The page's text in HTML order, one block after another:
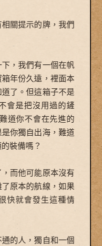
關提示的牌，我們
，我們有一個在帆
年份久遠，裡面本
了。但這箱子不是
會是把沒用過的鏟
道你不會在先進的
你獨自出海，難道
裝備嗎？
而他可能原本沒有
原本的航線，如果
快就會發生這種情
的人，獨自和一個